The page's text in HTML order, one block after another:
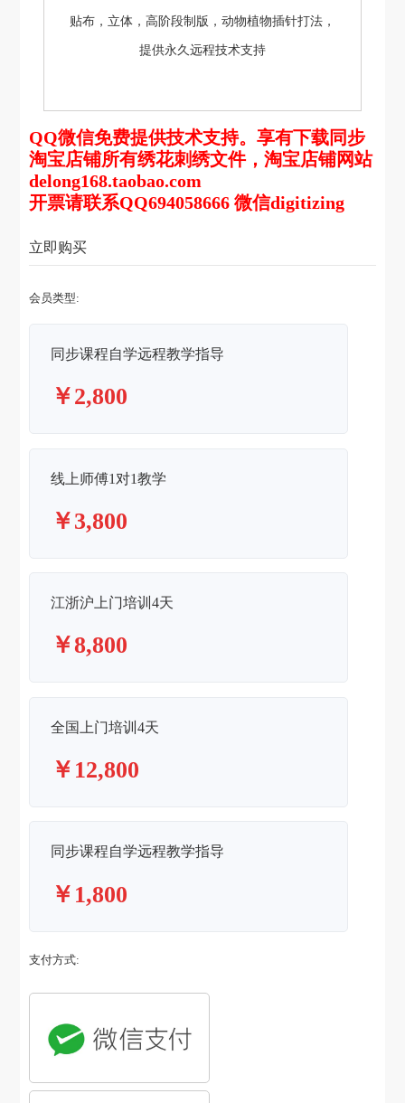
贴布，立体，高阶段制版，动物植物插针打法，
提供永久远程技术支持
QQ微信免费提供技术支持。享有下载同步
淘宝店铺所有绣花刺绣文件，淘宝店铺网站
delong168.taobao.com
开票请联系QQ694058666 微信digitizing
立即购买
会员类型:
同步课程自学远程教学指导
￥2,800
线上师傅1对1教学
￥3,800
江浙沪上门培训4天
￥8,800
全国上门培训4天
￥12,800
同步课程自学远程教学指导
￥1,800
支付方式: